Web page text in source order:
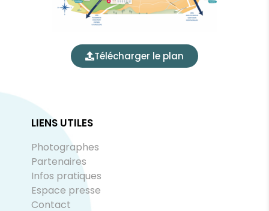
Télécharger le plan
LIENS UTILES
Photographes
Partenaires
Infos pratiques
Espace presse
Contact